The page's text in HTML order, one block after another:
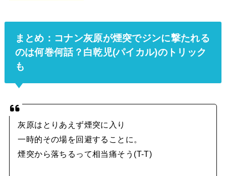
まとめ：コナン灰原が煙突でジンに撃たれる
のは何巻何話？白乾児(パイカル)のトリック
も
灰原はとりあえず煙突に入り
一時的その場を回避することに。
煙突から落ちるって相当痛そう(T-T)